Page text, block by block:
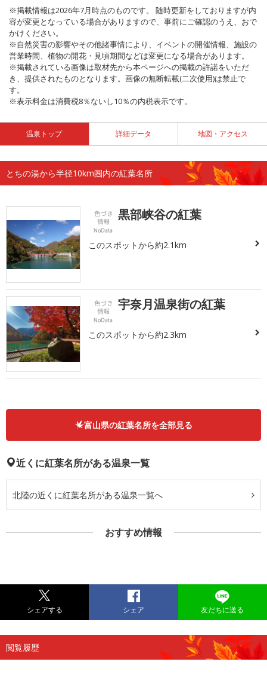
※掲載情報は2026年7月時点のものです。 随時更新をしておりますが内
容が変更となっている場合がありますので、事前にご確認のうえ、おで
かけください。
※自然災害の影響やその他諸事情により、イベントの開催情報、施設の
営業時間、植物の開花・見頃期間などは変更になる場合があります。
※掲載されている画像は取材先から本ページへの掲載の許諾をいただ
き、提供されたものとなります。画像の無断転載(二次使用)は禁止で
す。
※表示料金は消費税8％ないし10％の内税表示です。
温泉トップ 詳細データ 地図・アクセス
とちの湯から半径10km圏内の紅葉名所
黒部峡谷の紅葉
このスポットから約2.1km
宇奈月温泉街の紅葉
このスポットから約2.3km
富山県の紅葉名所を全部見る
近くに紅葉名所がある温泉一覧
北陸の近くに紅葉名所がある温泉一覧へ
おすすめ情報
シェアする シェア 友だちに送る
閲覧履歴